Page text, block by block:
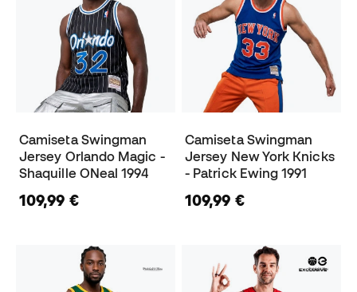
Camiseta Swingman
Jersey Orlando Magic -
Shaquille ONeal 1994
109,99 €
Camiseta Swingman
Jersey New York Knicks
- Patrick Ewing 1991
109,99 €